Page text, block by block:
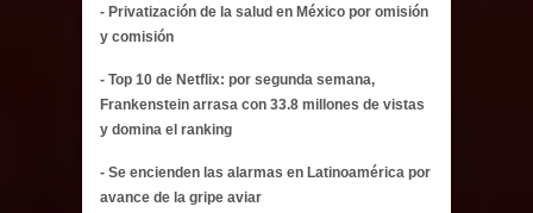
- Privatización de la salud en México por omisión
y comisión
- Top 10 de Netflix: por segunda semana,
Frankenstein arrasa con 33.8 millones de vistas
y domina el ranking
- Se encienden las alarmas en Latinoamérica por
avance de la gripe aviar